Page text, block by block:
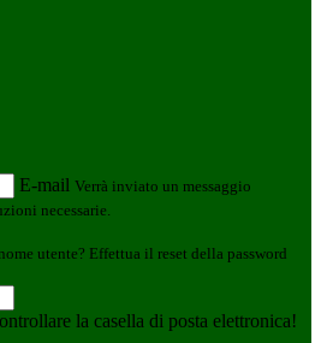
E-mail Verrà inviato un messaggio
necessarie.
utente? Effettua il reset della password
la casella di posta elettronica!